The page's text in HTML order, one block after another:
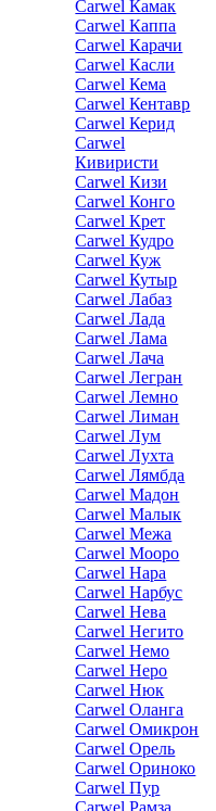
Carwel Камак
Carwel Каппа
Carwel Карачи
Carwel Касли
Carwel Кема
Carwel Кентавр
Carwel Керид
Carwel
Кивиристи
Carwel Кизи
Carwel Конго
Carwel Крет
Carwel Кудро
Carwel Куж
Carwel Кутыр
Carwel Лабаз
Carwel Лада
Carwel Лама
Carwel Лача
Carwel Легран
Carwel Лемно
Carwel Лиман
Carwel Лум
Carwel Лухта
Carwel Лямбда
Carwel Мадон
Carwel Малык
Carwel Межа
Carwel Мооро
Carwel Нара
Carwel Нарбус
Carwel Нева
Carwel Негито
Carwel Немо
Carwel Неро
Carwel Нюк
Carwel Оланга
Carwel Омикрон
Carwel Орель
Carwel Ориноко
Carwel Пур
Carwel Рамза